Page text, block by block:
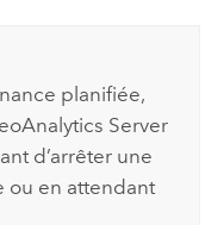
planifiée,
Server
d’arrêter une
ou en attendant